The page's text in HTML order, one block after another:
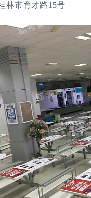
林市育才路15号